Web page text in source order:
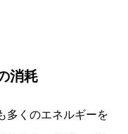
消耗
多くのエネルギーを